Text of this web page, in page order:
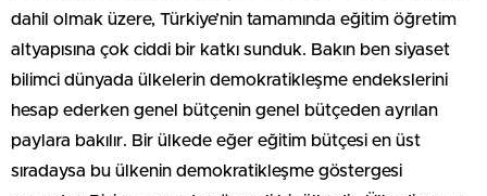
dahil olmak üzere, Türkiye’nin tamamında eğitim öğretim
altyapısına çok ciddi bir katkı sunduk. Bakın ben siyaset
bilimci dünyada ülkelerin demokratikleşme endekslerini
hesap ederken genel bütçenin genel bütçeden ayrılan
paylara bakılır. Bir ülkede eğer eğitim bütçesi en üst
sıradaysa bu ülkenin demokratikleşme göstergesi